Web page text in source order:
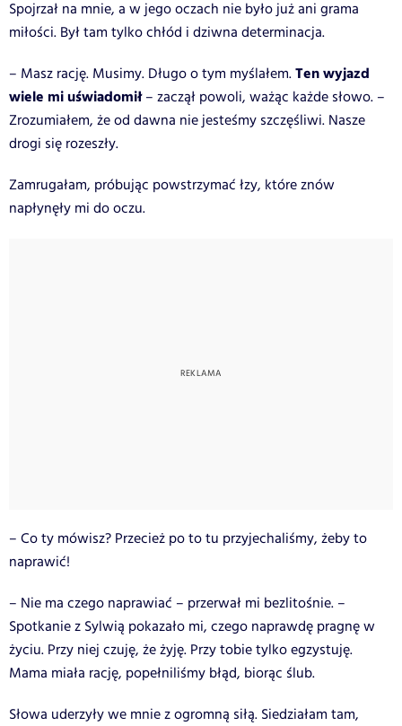
Spojrzał na mnie, a w jego oczach nie było już ani grama
miłości. Był tam tylko chłód i dziwna determinacja.
– Masz rację. Musimy. Długo o tym myślałem.Ten wyjazd
wiele mi uświadomił– zaczął powoli, ważąc każde słowo. –
Zrozumiałem, że od dawna nie jesteśmy szczęśliwi. Nasze
drogi się rozeszły.
Zamrugałam, próbując powstrzymać łzy, które znów
napłynęły mi do oczu.
– Co ty mówisz? Przecież po to tu przyjechaliśmy, żeby to
naprawić!
– Nie ma czego naprawiać – przerwał mi bezlitośnie. –
Spotkanie z Sylwią pokazało mi, czego naprawdę pragnę w
życiu. Przy niej czuję, że żyję. Przy tobie tylko egzystuję.
Mama miała rację, popełniliśmy błąd, biorąc ślub.
Słowa uderzyły we mnie z ogromną siłą. Siedziałam tam,